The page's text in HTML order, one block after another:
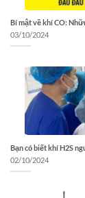
Bí mật về khí CO:
03/10/2024
Bạn có biết khí H2S
02/10/2024